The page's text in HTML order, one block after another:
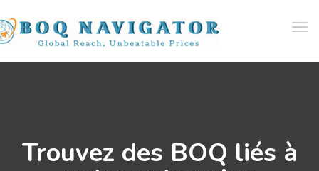
Trouvez des BOQ liés à